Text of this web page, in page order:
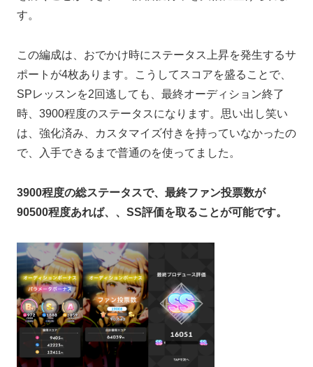
す。
この編成は、おでかけ時にステータス上昇を発生するサ
ポートが4枚あります。こうしてスコアを盛ることで、
SPレッスンを2回逃しても、最終オーディション終了
時、3900程度のステータスになります。思い出し笑い
は、強化済み、カスタマイズ付きを持っていなかったの
で、入手できるまで普通のを使ってました。
3900程度の総ステータスで、最終ファン投票数が
90500程度あれば、、SS評価を取ることが可能です。